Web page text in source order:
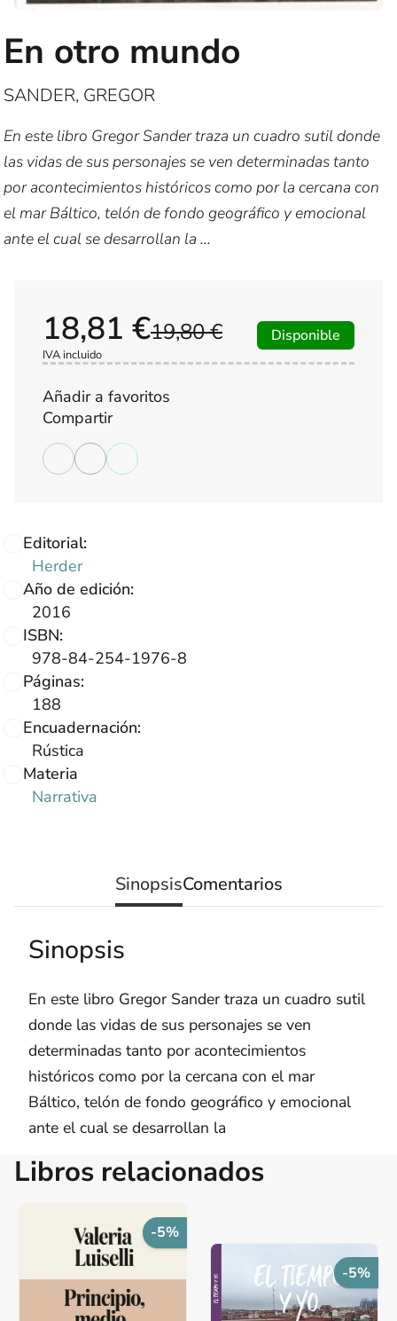
En otro mundo
SANDER, GREGOR
En este libro Gregor Sander traza un cuadro sutil donde
las vidas de sus personajes se ven determinadas tanto
por acontecimientos históricos como por la cercan­a con
el mar Báltico, telón de fondo geográfico y emocional
ante el cual se desarrollan la ...
Editorial:
Herder
Año de edición:
2016
ISBN:
978-84-254-1976-8
Páginas:
188
Encuadernación:
Rústica
Materia
Narrativa
19,80 €
18,81 €
IVA incluido
Disponible
Añadir a favoritos
Compartir
SinopsisComentarios
Sinopsis
En este libro Gregor Sander traza un cuadro sutil
donde las vidas de sus personajes se ven
determinadas tanto por acontecimientos
históricos como por la cercan­a con el mar
Báltico, telón de fondo geográfico y emocional
ante el cual se desarrollan la
Libros relacionados
-5%
-5%